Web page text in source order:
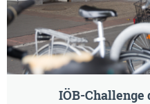
IÖB-Challenge